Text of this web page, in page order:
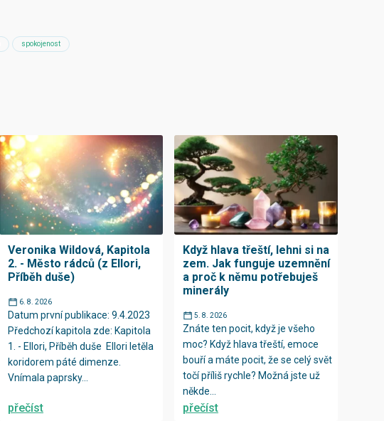
spokojenost
Veronika Wildová, Kapitola
2. - Město rádců (z Ellori,
Příběh duše)
6. 8. 2026
Datum první publikace: 9.4.2023
Předchozí kapitola zde: Kapitola
1. - Ellori, Příběh duše Ellori letěla
koridorem páté dimenze.
Vnímala paprsky...
přečíst
Když hlava třeští, lehni si na
zem. Jak funguje uzemnění
a proč k němu potřebuješ
minerály
5. 8. 2026
Znáte ten pocit, když je všeho
moc? Když hlava třeští, emoce
bouří a máte pocit, že se celý svět
točí příliš rychle? Možná jste už
někde...
přečíst